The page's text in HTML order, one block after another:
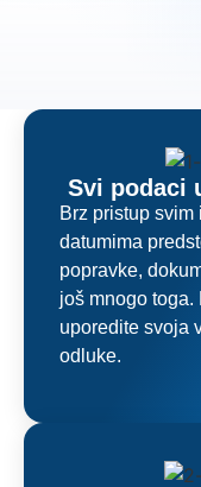
Svi podaci
Brz pristup
datumima
popravke,
još mnogo toga.
uporedite svoja
odluke.